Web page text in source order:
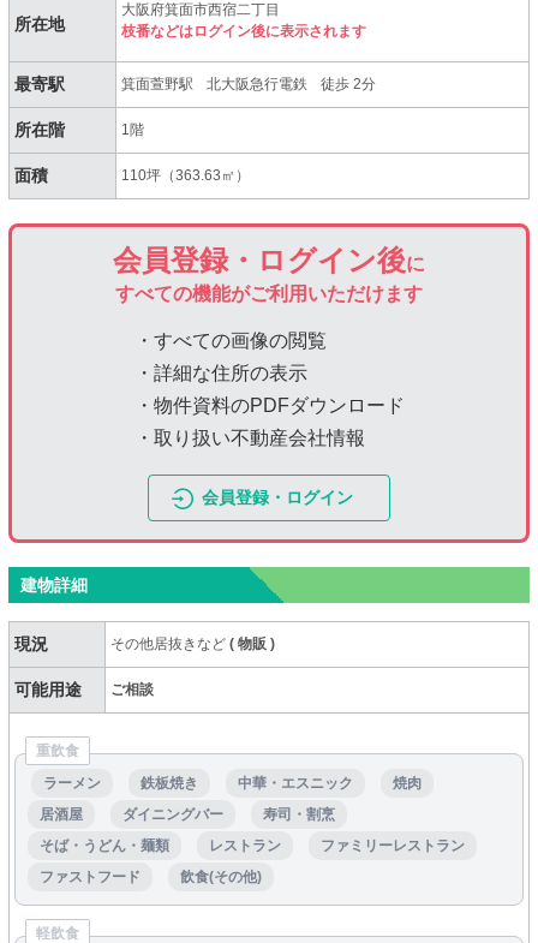
所在地
大阪府箕面市西宿二丁目
枝番などはログイン後に表示されます
最寄駅 箕面萱野駅 北大阪急行電鉄 徒歩 2分
所在階 1階
面積 110坪（363.63㎡）
会員登録・ログイン後に
すべての機能がご利用いただけます
・すべての画像の閲覧
・詳細な住所の表示
・物件資料のPDFダウンロード
・取り扱い不動産会社情報
会員登録・ログイン
建物詳細
現況 その他居抜きなど(物販)
可能用途 ご相談
重飲食
ラーメン
鉄板焼き 中華・エスニック
焼肉
居酒屋
ダイニングバー
寿司・割烹
そば・うどん・麺類
レストラン
ファミリーレストラン
ファストフード
飲食(その他)
軽飲食